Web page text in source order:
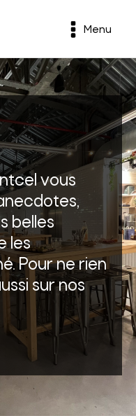
Menu
vous
belles
les
Pour ne rien
sur nos